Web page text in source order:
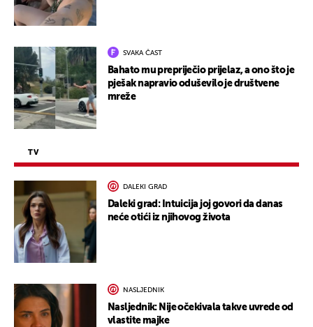
SVAKA ČAST
Bahato mu prepriječio prijelaz, a ono što je
pješak napravio oduševilo je društvene
mreže
TV
DALEKI GRAD
Daleki grad: Intuicija joj govori da danas
neće otići iz njihovog života
NASLJEDNIK
Nasljednik: Nije očekivala takve uvrede od
vlastite majke